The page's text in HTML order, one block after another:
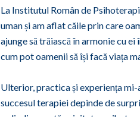
La Institutul Român de
uman și am aflat căile prin care
ajunge să trăiască în armonie cu ei
cum pot oamenii să își facă viața
Ulterior, practica și experiența
succesul terapiei depinde de